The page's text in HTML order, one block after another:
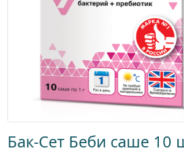
Бак-Сет Беби саше 10